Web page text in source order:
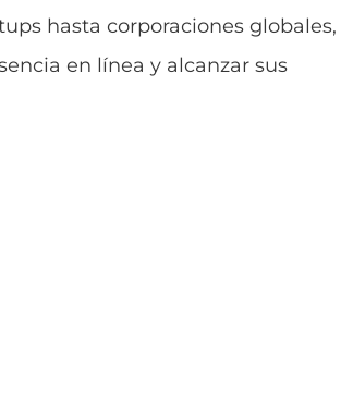
hasta corporaciones globales,
en línea y alcanzar sus